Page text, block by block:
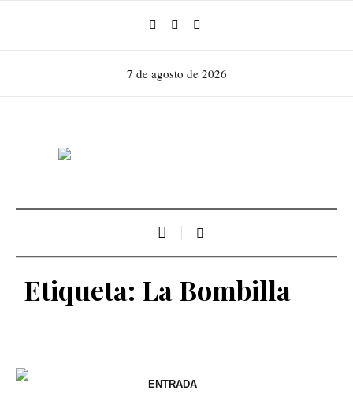
7 de agosto de 2026
Etiqueta: La Bombilla
ENTRADA